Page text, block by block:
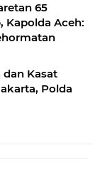
65
Kapolda Aceh:
dan Kasat
Polda